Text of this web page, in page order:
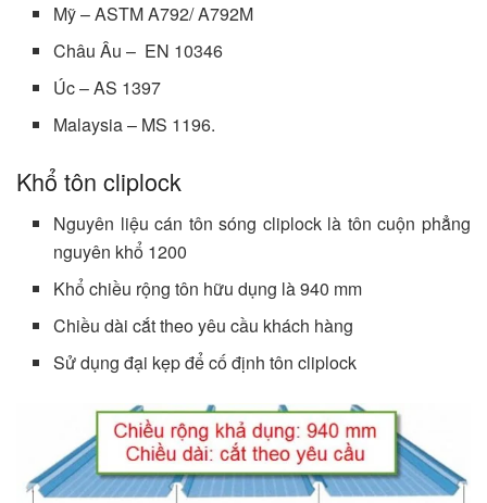
Mỹ – ASTM A792/ A792M
Châu Âu – EN 10346
Úc – AS 1397
Malaysia – MS 1196.
Khổ tôn cliplock
Nguyên liệu cán tôn sóng cliplock là tôn cuộn phẳng
nguyên khổ 1200
Khổ chiều rộng tôn hữu dụng là 940 mm
Chiều dài cắt theo yêu cầu khách hàng
Sử dụng đại kẹp để cố định tôn cliplock